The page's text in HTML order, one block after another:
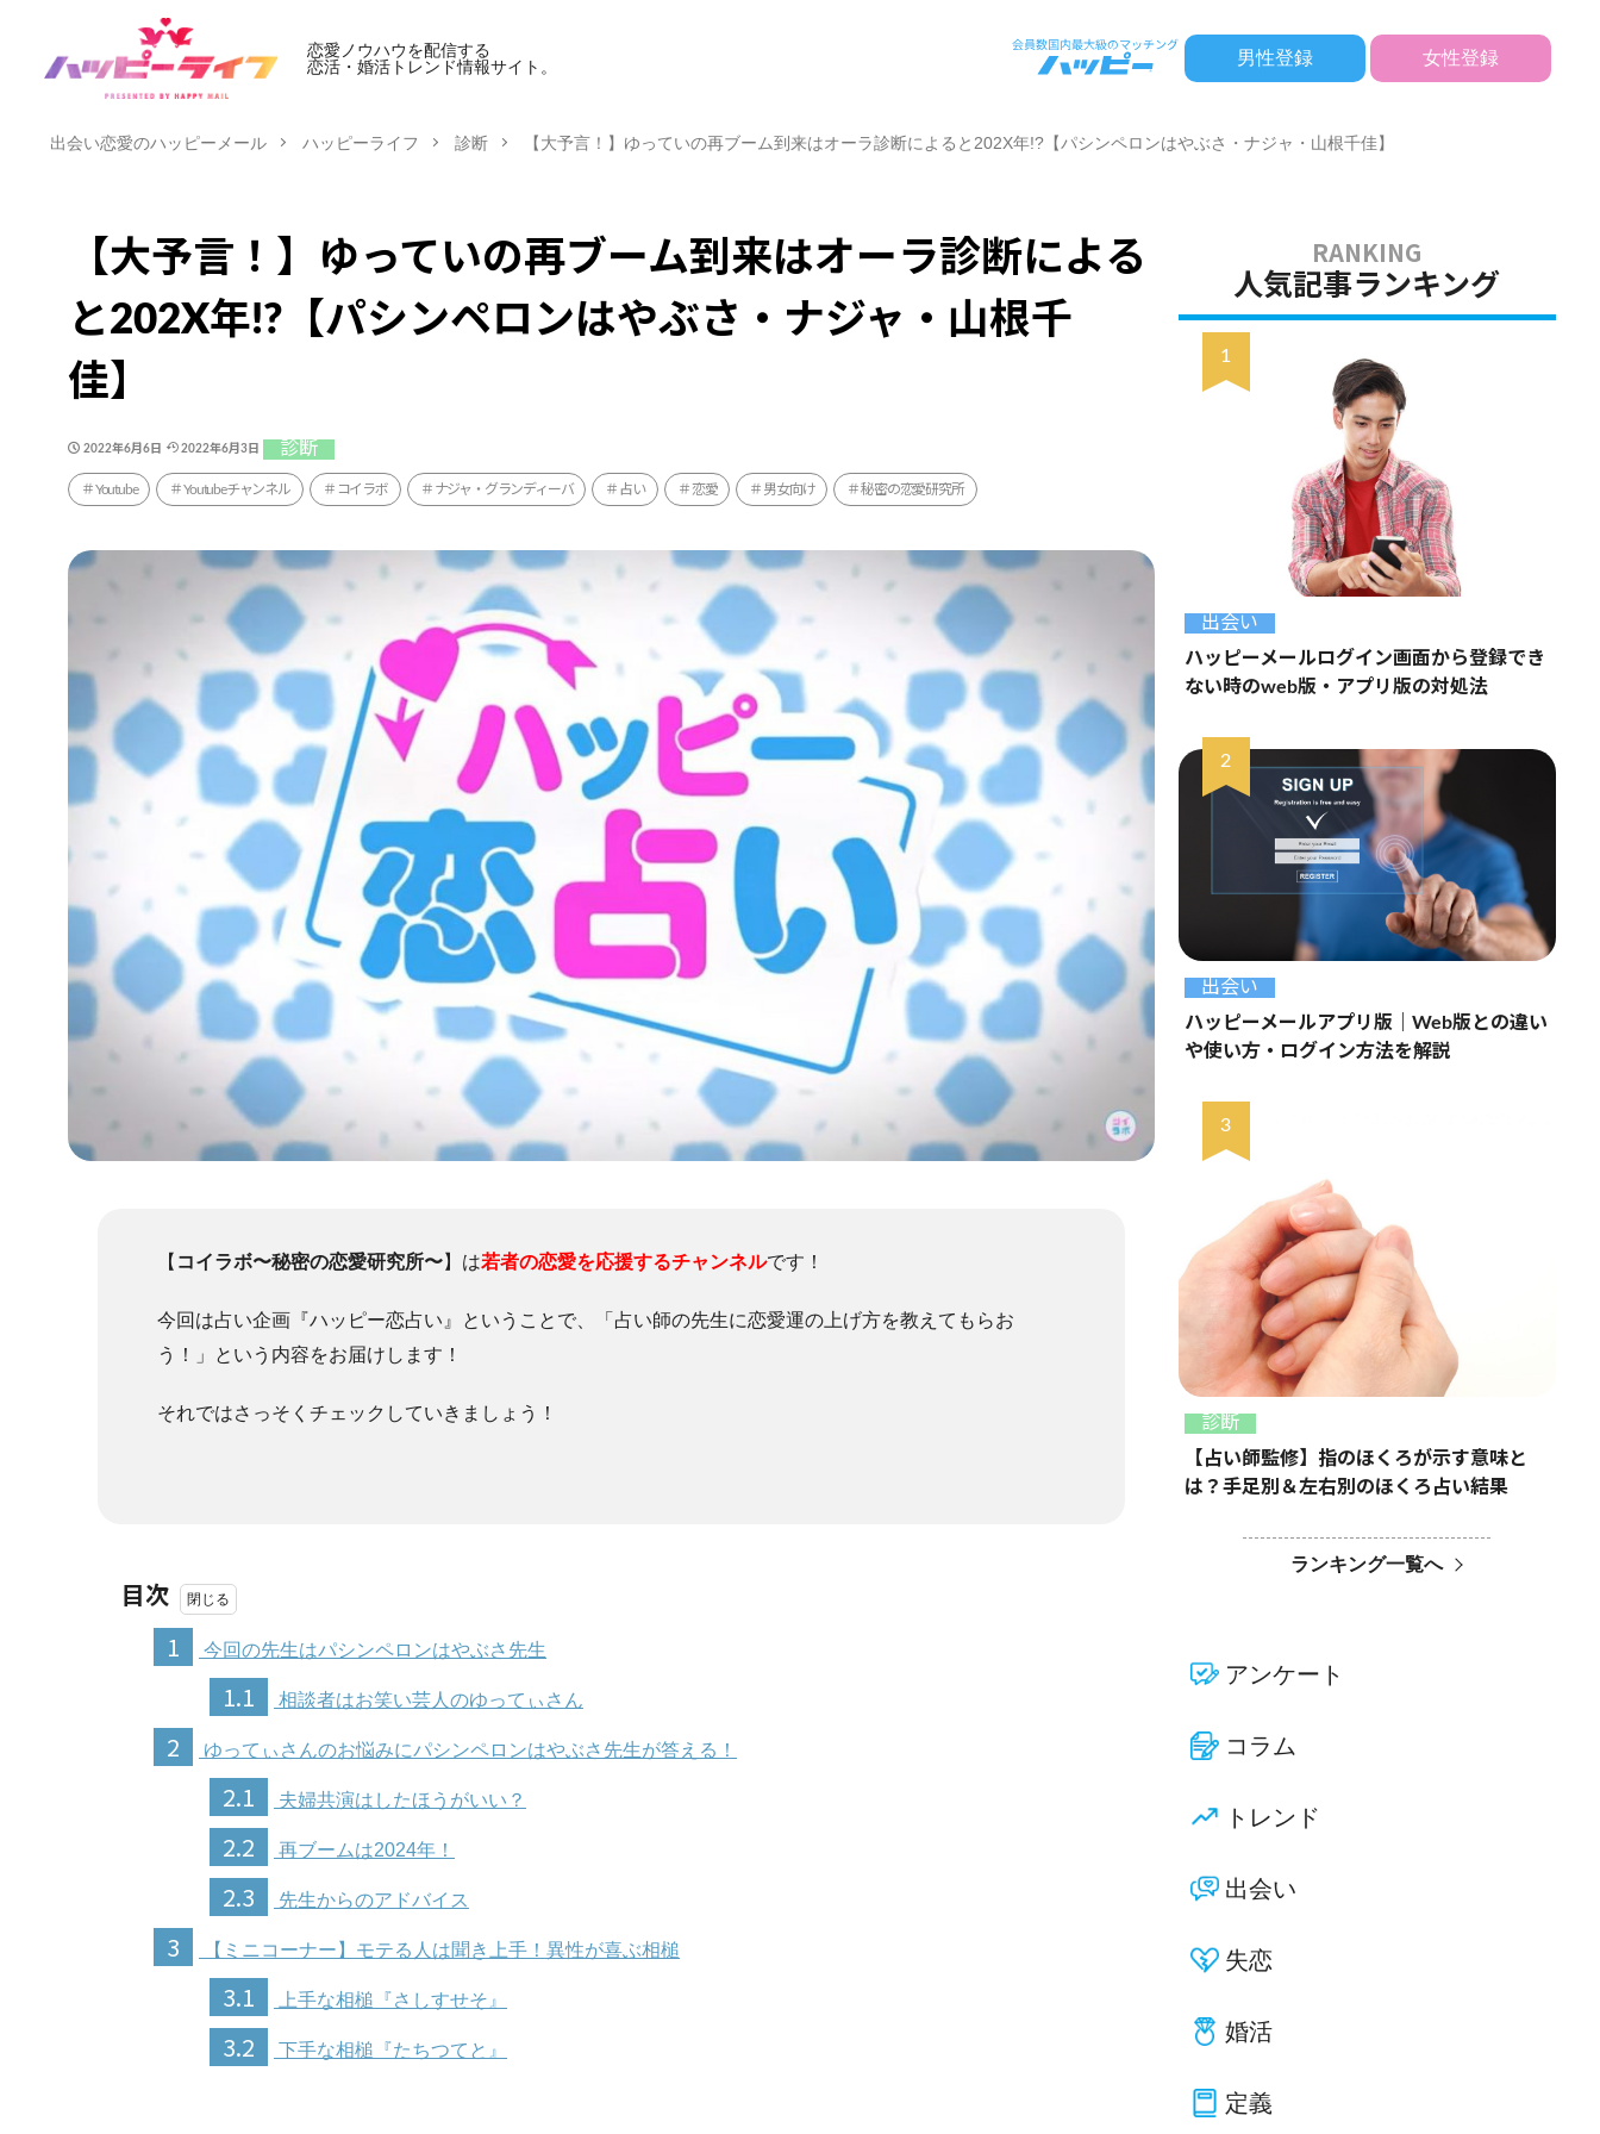
恋愛ノウハウを配信する
恋活・婚活トレンド情報サイト。
男性登録 女性登録
出会い恋愛のハッピーメール ハッピーライフ 診断 【大予言！】ゆっていの再ブーム到来はオーラ診断によると202X年!?【パシンペロンはやぶさ・ナジャ・山根千佳】
【大予言！】ゆっていの再ブーム到来はオーラ診断による
と202X年!?【パシンペロンはやぶさ・ナジャ・山根千
佳】
2022年6月6日 2022年6月3日 診断
Youtube Youtubeチャンネル コイラボ ナジャ・グランディーバ 占い 恋愛 男女向け 秘密の恋愛研究所
【 コイラボ〜秘密の恋愛研究所〜】は若者の恋愛を応援するチャンネルです！
今回は占い企画『ハッピー恋占い』ということで、「占い師の先生に恋愛運の上げ方を教えてもらお
う！」という内容をお届けします！
それではさっそくチェックしていきましょう！
目次
1
今回の先生はパシンペロンはやぶさ先生
1.1 相談者はお笑い芸人のゆってぃさん
2 ゆってぃさんのお悩みにパシンペロンはやぶさ先生が答える！
2.1 夫婦共演はしたほうがいい？
2.2 再ブームは2024年！
2.3 先生からのアドバイス
3 【ミニコーナー】モテる人は聞き上手！異性が喜ぶ相槌
3.1 上手な相槌『さしすせそ』
3.2 下手な相槌『たちつてと』
人気記事ランキング
出会い
ハッピーメールログイン画面から登録でき
ない時のweb版・アプリ版の対処法
出会い
ハッピーメールアプリ版｜Web版との違い
や使い方・ログイン方法を解説
診断
【占い師監修】指のほくろが示す意味と
は？手足別＆左右別のほくろ占い結果
ランキング一覧へ
アンケート
コラム
トレンド
出会い
失恋
婚活
定義